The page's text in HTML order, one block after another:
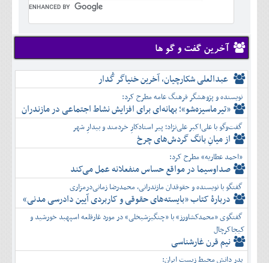
دی
بهمن
اسفند
آبان
آذر
دی
بهمن
اسفند
شهريور
مهر
آبان
آذر
دی
بهمن
اسفند
تير
مرداد
شهريور
مهر
آبان
آذر
دی
بهمن
اسفند
آخرین گفت و گو ها
عبدالعلی شکارچیان، آخرین خنیاگر گُدار
نویسنده و پژوهشگر فرهنگ عامه مطرح کرد:
«تیرماسیزه‌شو»؛ بهانه‌ای برای افزایش نشاط اجتماعی در مازندران
گفت‌وگو با علی‌اکبر علی‌نژاد؛ پیر استادکارِ خردمند و بیدارِ شهر
از میانِ بانگ گردش‌های چرخ
«احمد عطاریه» مطرح کرد:
صداوسیما در مواقع حساس منفعلانه عمل می‌کند
گفتگو با نویسنده و حقوقدان مازندرانی، محمدرضا زمانی‌درمزاری
دربارۀ کتاب ”بایسته‌های حقوقی و کاربردی آیین دادرسی مدنی»
گفتگوی «محمدکشاورز» با «چنگیزشیخلی» در مورد غارقلعه اسپهبد خورشید و
کیجاکرچال
نیم قرن غارشناسی
پدر دانش محیط زیست ایران: